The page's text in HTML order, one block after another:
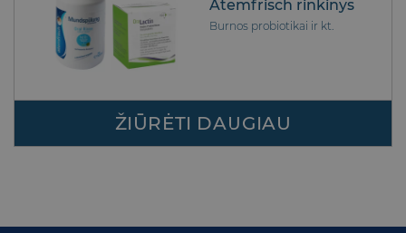
Atemfrisch rinkinys
Burnos probiotikai ir kt.
ŽIŪRĖTI DAUGIAU